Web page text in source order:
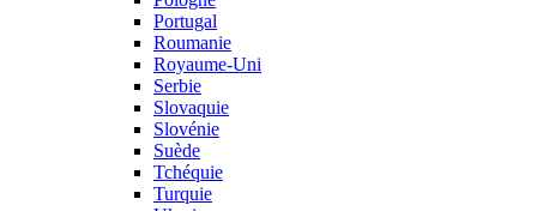
Portugal
Roumanie
Royaume-Uni
Serbie
Slovaquie
Slovénie
Suède
Tchéquie
Turquie